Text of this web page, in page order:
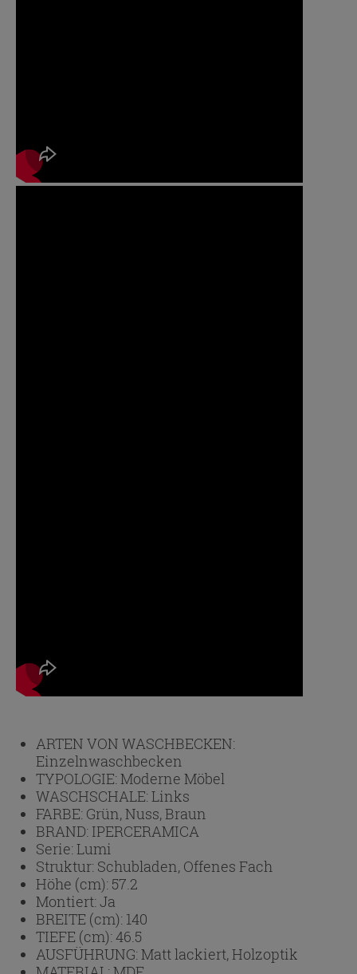
ARTEN VON WASCHBECKEN:
Einzelnwaschbecken
TYPOLOGIE:Moderne Möbel
WASCHSCHALE:Links
FARBE: Grün, Nuss, Braun
BRAND: IPERCERAMICA
Serie:Lumi
Struktur: Schubladen, Offenes Fach
Höhe (cm): 57.2
Montiert:Ja
BREITE (cm): 140
TIEFE (cm):46.5
AUSFÜHRUNG:Matt lackiert, Holzoptik